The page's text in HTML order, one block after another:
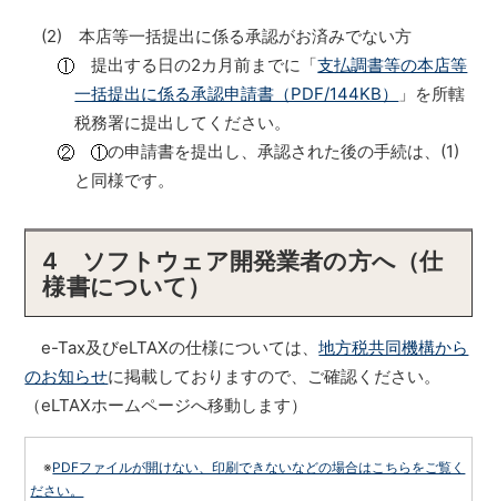
(2) 本店等一括提出に係る承認がお済みでない方
提出する日の2カ月前までに「支払調書等の本店等
一括提出に係る承認申請書（PDF/144KB）
」を所轄
税務署に提出してください。
の申請書を提出し、承認された後の手続は、(1)
と同様です。
4 ソフトウェア開発業者の方へ（仕
様書について）
e-Tax及びeLTAXの仕様については、地方税共同機構から
のお知らせに掲載しておりますので、ご確認ください。
（eLTAXホームページへ移動します）
※PDFファイルが開けない、印刷できないなどの場合はこちらをご覧く
ださい。